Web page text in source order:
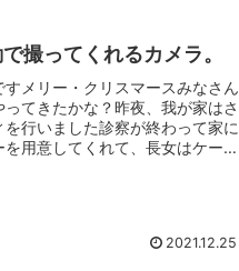
撮ってくれるカメラ。
メリー・クリスマースみなさん
てきたかな？昨夜、我が家はさ
行いました診察が終わって家に
用意してくれて、長女はケーキ
2021.12.25